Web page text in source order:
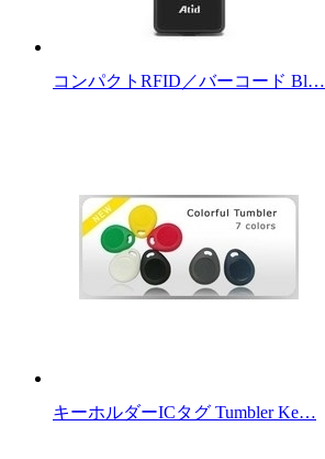
コンパクトRFID／バーコード Bl…
キーホルダーICタグ Tumbler Ke…